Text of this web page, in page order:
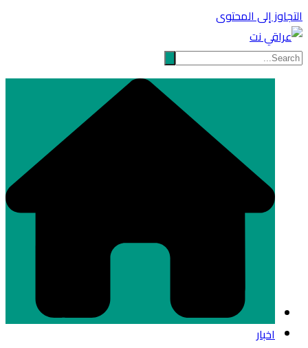
التجاوز إلى المحتوى
اخبار